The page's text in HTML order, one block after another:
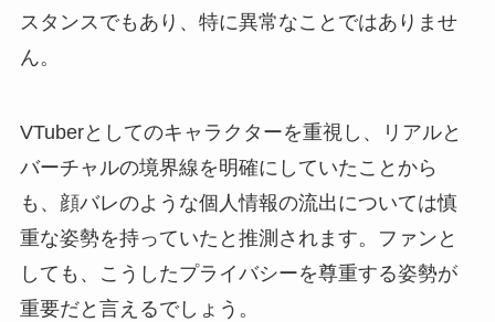
スタンスでもあり、特に異常なことではありませ
ん。
VTuberとしてのキャラクターを重視し、リアルと
バーチャルの境界線を明確にしていたことから
も、顔バレのような個人情報の流出については慎
重な姿勢を持っていたと推測されます。ファンと
しても、こうしたプライバシーを尊重する姿勢が
重要だと言えるでしょう。